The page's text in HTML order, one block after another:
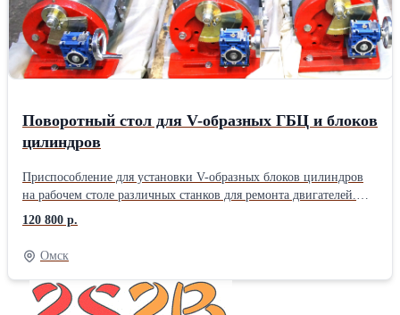
Поворотный стол для V-образных ГБЦ и блоков
цилиндров
Приспособление для установки V-образных блоков цилиндров
на рабочем столе различных станков для ремонта двигателей.
Конструкция стола позволяет смещать деталь в два направления
в пределах 0-45 градусов. Габаритный размер конструкции:
970х290х270 мм; Размер стола: 285х650 мм; Максимальная
длина устанавливаемой детали: 730 мм; Масса: 90 кг.
120 800 р.
Омск